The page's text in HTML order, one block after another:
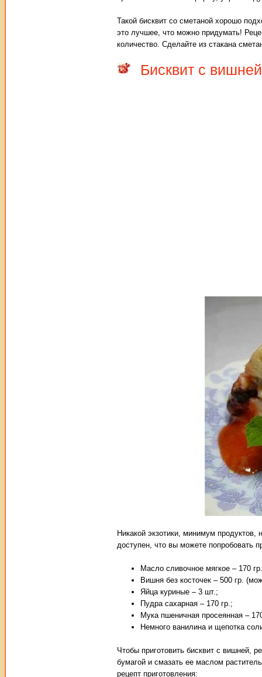
Такой бисквит со сметаной хорошо
это лучшее, что можно придумать!
количество. Сделайте из стакана
Бисквит с вишней
Никакой экзотики, минимум
доступен, что вы можете попробовать
Масло сливочное мягкое – 170
Вишня без косточек – 500 гр.
Яйца куриные – 3 шт.;
Пудра сахарная – 170 гр.;
Мука пшеничная просеянная –
Немного ванилина и щепотка
Чтобы приготовить бисквит с вишней,
бумагой и смазать ее маслом
рецепт приготовления: